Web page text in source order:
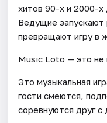
хитов 90-х и 2000-х
Ведущие
превращают игру в
Music Loto — это не
Это музыкальная
гости смеются,
соревнуются друг с